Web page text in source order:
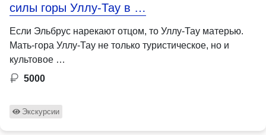
силы горы Уллу-Тау в …
Если Эльбрус нарекают отцом, то Уллу-Тау матерью.
Мать-гора Уллу-Тау не только туристическое, но и
культовое …
5000
Экскурсии